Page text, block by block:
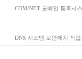
COM/NET 도메인 등록시
DNS 시스템 보안패치 작